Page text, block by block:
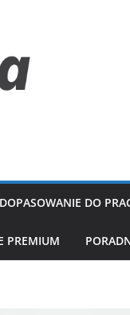
DOPASOWANIE DO
PREMIUM